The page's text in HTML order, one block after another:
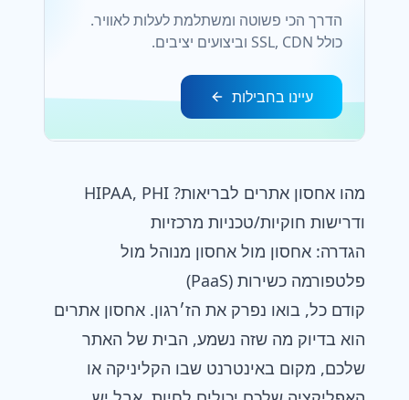
הדרך הכי פשוטה ומשתלמת לעלות לאוויר.
כולל SSL, CDN וביצועים יציבים.
עיינו בחבילות
מהו אחסון אתרים לבריאות? HIPAA, PHI
ודרישות חוקיות/טכניות מרכזיות
הגדרה: אחסון מול אחסון מנוהל מול
פלטפורמה כשירות (PaaS)
קודם כל, בואו נפרק את הז׳רגון. אחסון אתרים
הוא בדיוק מה שזה נשמע, הבית של האתר
שלכם, מקום באינטרנט שבו הקליניקה או